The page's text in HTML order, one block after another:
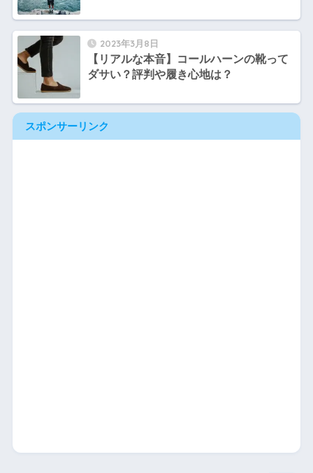
2023年3月8日
【リアルな本音】コールハーンの靴って
ダサい？評判や履き心地は？
スポンサーリンク